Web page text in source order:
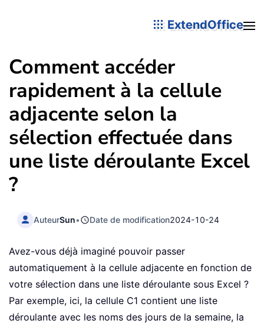
ExtendOffice
Comment accéder
rapidement à la cellule
adjacente selon la
sélection effectuée dans
une liste déroulante Excel
?
AuteurSun• Date de modification2024-10-24
Avez-vous déjà imaginé pouvoir passer
automatiquement à la cellule adjacente en fonction de
votre sélection dans une liste déroulante sous Excel ?
Par exemple, ici, la cellule C1 contient une liste
déroulante avec les noms des jours de la semaine, la